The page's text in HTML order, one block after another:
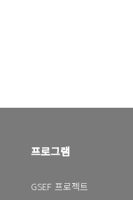
프로그램
GSEF 프로젝트